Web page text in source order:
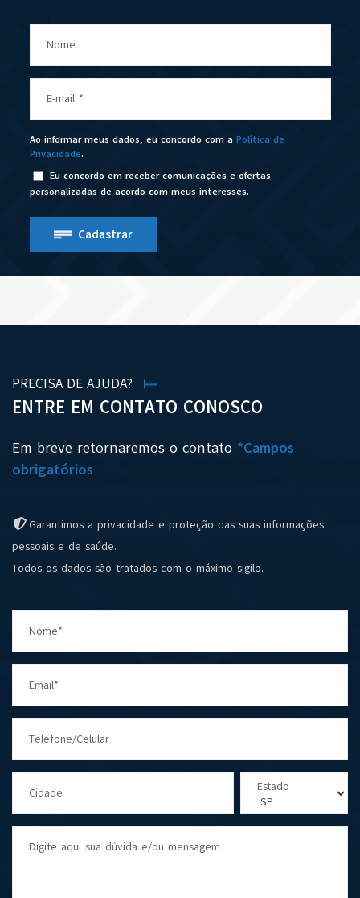
Nome
E-mail *
Ao informar meus dados, eu concordo com a Política de
Privacidade.
Eu concordo em receber comunicações e ofertas
personalizadas de acordo com meus interesses.
Cadastrar
PRECISA DE AJUDA?
ENTRE EM CONTATO CONOSCO
Em breve retornaremos o contato *Campos
obrigatórios
Garantimos a privacidade e proteção das suas informações
pessoais e de saúde.
Todos os dados são tratados com o máximo sigilo.
Nome*
Email*
Telefone/Celular
Cidade Estado
Digite aqui sua dúvida e/ou mensagem